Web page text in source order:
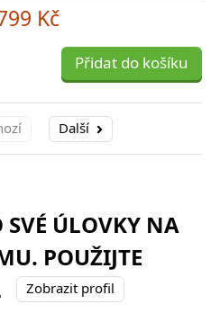
Kč
Přidat do košíku
Další
SVÉ ÚLOVKY NA
POUŽIJTE
Zobrazit profil